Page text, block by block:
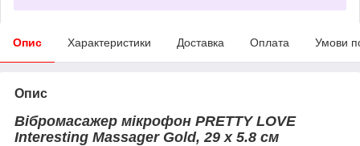
Опис Характеристики Доставка Оплата Умови
Опис
Вібромасажер мікрофон PRETTY LOVE
Interesting Massager Gold, 29 х 5.8 см